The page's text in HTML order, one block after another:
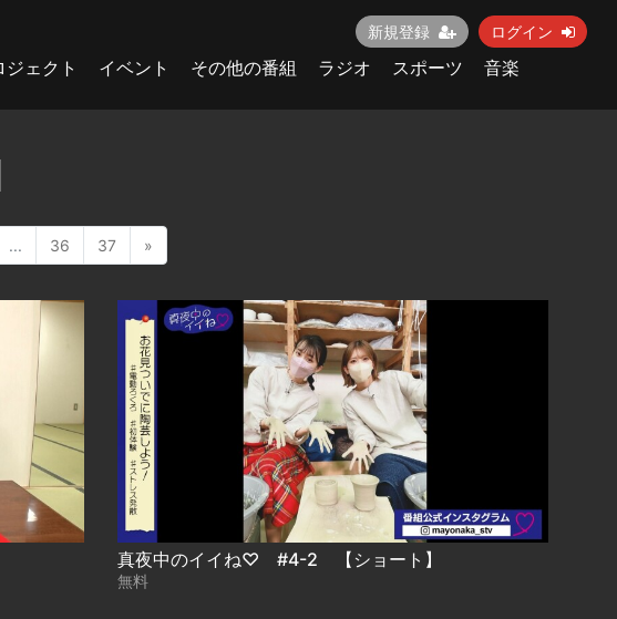
新規登録 ログイン
ェクト イベント その他の番組 ラジオ スポーツ
音楽
... 36 37 »
真夜中のイイね♡ #4-2 【ショート】
無料